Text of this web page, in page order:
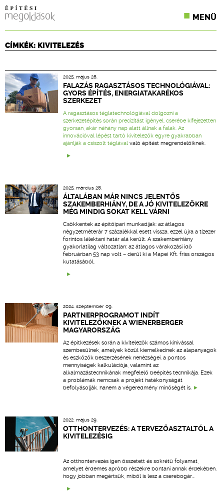
MENÜ
KONFERENCIÁK
CPR TERMÉKKIÍRÁS
ÉPÍTÉSI JOG
ONLINE KÉPZÉSEK
TERVEZÉSI SEGÉDLETEK
CÍMKÉK: KIVITELEZÉS
2025. május 28.
FALAZÁS RAGASZTÁSOS TECHNOLÓGIÁVAL:
GYORS ÉPÍTÉS, ENERGIATAKARÉKOS
SZERKEZET
A ragasztásos téglatechnológiával dolgozni a
szerkezetépítés során precizitást igényel, cserébe kifejezetten
gyorsan, akár néhány nap alatt állnak a falak. Az
innovációval lépést tartó kivitelezők egyre gyakrabban
ajánlják a csiszolt téglávalvaló építést megrendelőiknek.
2025. március 28.
ÁLTALÁBAN MÁR NINCS JELENTŐS
SZAKEMBERHIÁNY, DE A JÓ KIVITELEZŐKRE
MÉG MINDIG SOKAT KELL VÁRNI
Csökkentek az építőipari munkadíjak: az átlagos
négyzetméterár 7 százalékkal esett vissza, ezzel újra a tízezer
forintos lélektani határ alá került. A szakemberhiány
gyakorlatilag változatlan: az átlagos várakozási idő
februárban 53 nap volt – derül ki a Mapei Kft. friss országos
kutatásából.
2024. szeptember 09.
PARTNERPROGRAMOT INDÍT
KIVITELEZŐKNEK A WIENERBERGER
MAGYARORSZÁG
Az építkezések során a kivitelezők számos kihívással
szembesülnek, amelyek közül kiemelkednek az alapanyagok
és eszközök beszerzésének nehézségei, a pontos
mennyiségek kalkulációja, valamint az
alkalmazástechnikának megfelelő beépítés technikája. Ezek
a problémák nemcsak a projekt hatékonyságát
befolyásolják, hanem a végeredmény minőségét is.
2022. május 29.
OTTHONTERVEZÉS: A TERVEZŐASZTALTÓL A
KIVITELEZÉSIG
Az otthontervezés igen összetett és sokrétű folyamat,
amelyet érdemes apróbb részekre bontani annak érdekében,
hogy jobban megértsük, miből is lesz a cserebogár…